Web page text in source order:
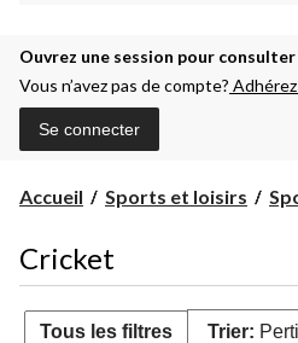
Ouvrez une session pour
Vous n’avez pas de compte?
Se connecter
Accueil Sports et loisirs
Cricket
Tous les filtres Trier: